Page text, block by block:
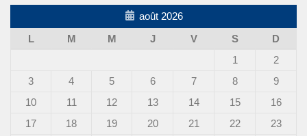
août 2026
L
M M J V S
D
1
2
3
4 5 6 7 8
9
10
11 12 13 14 15
16
17
18 19 20 21 22 23